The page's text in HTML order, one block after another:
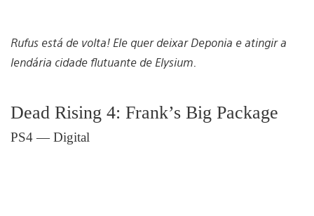
Rufus está de volta! Ele quer deixar Deponia e atingir a
lendária cidade flutuante de Elysium.
Dead Rising 4: Frank’s Big Package
PS4 — Digital